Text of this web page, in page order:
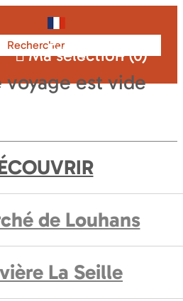
Français
Ma sélection (0)
de Louhans
La Seille